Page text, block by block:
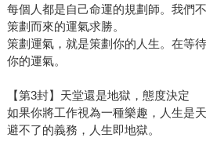
每個人都是自己命運的規劃師。我們
策劃而來的運氣求勝。
策劃運氣，就是策劃你的人生。在等
你的運氣。
【第3封】天堂還是地獄，態度決定
如果你將工作視為一種樂趣，人生是
避不了的義務，人生即地獄。